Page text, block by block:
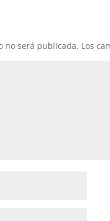
no será publicada. Los